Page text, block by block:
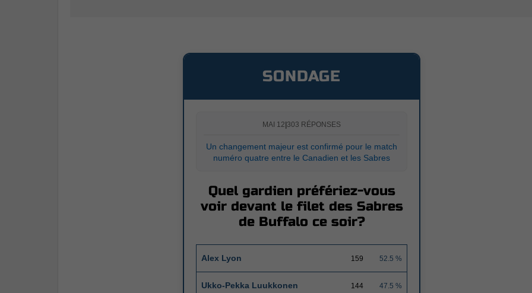
SONDAGE
MAI 12 303 RÉPONSES
Un changement majeur est confirmé pour le match
numéro quatre entre le Canadien et les Sabres
Quel gardien préfériez-vous
voir devant le filet des Sabres
de Buffalo ce soir?
Alex Lyon 159 52.5 %
Ukko-Pekka Luukkonen 144 47.5 %